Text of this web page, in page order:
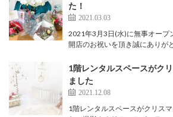
た！
2021.03.03
2021年3月3日(水)に無事オープ
開店のお祝いを頂き誠にありが
1階レンタルスペースがク
ました
2021.12.08
1階レンタルスペースがクリス